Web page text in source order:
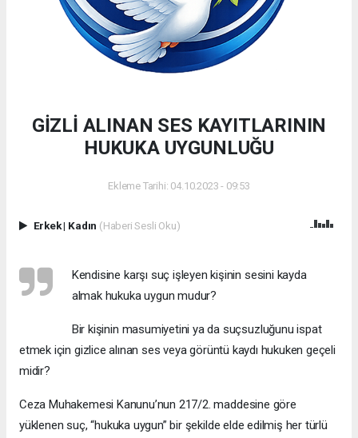
GİZLİ ALINAN SES KAYITLARININ
HUKUKA UYGUNLUĞU
Ekleme Tarihi: 04.10.2023 - 09:53
Erkek| Kadın (Haberi Sesli Oku)
Kendisine karşı suç işleyen kişinin sesini kayda
almak hukuka uygun mudur?
Bir kişinin masumiyetini ya da suçsuzluğunu ispat
etmek için gizlice alınan ses veya görüntü kaydı hukuken geçeli
midir?
Ceza Muhakemesi Kanunu’nun 217/2. maddesine göre
yüklenen suç, “hukuka uygun” bir şekilde elde edilmiş her türlü